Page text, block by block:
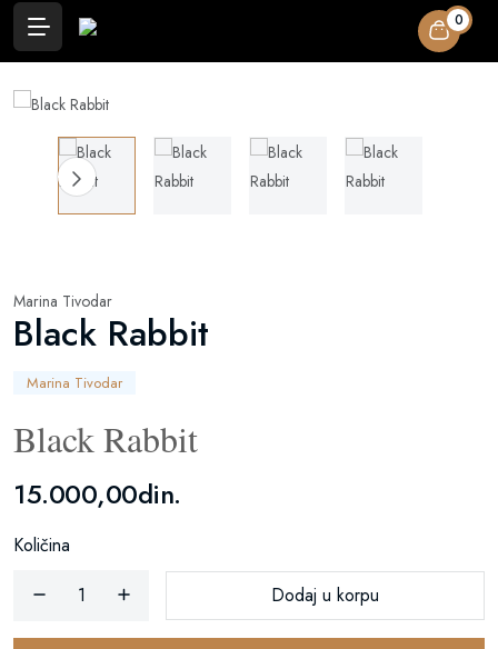
0
Marina Tivodar
Black Rabbit
Marina Tivodar
Black Rabbit
15.000,00din.
Količina
Dodaj u korpu